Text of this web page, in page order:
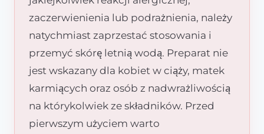
zaczerwienienia lub podrażnienia, należy
natychmiast zaprzestać stosowania i
przemyć skórę letnią wodą. Preparat nie
jest wskazany dla kobiet w ciąży, matek
karmiących oraz osób z nadwrażliwością
na którykolwiek ze składników. Przed
pierwszym użyciem warto